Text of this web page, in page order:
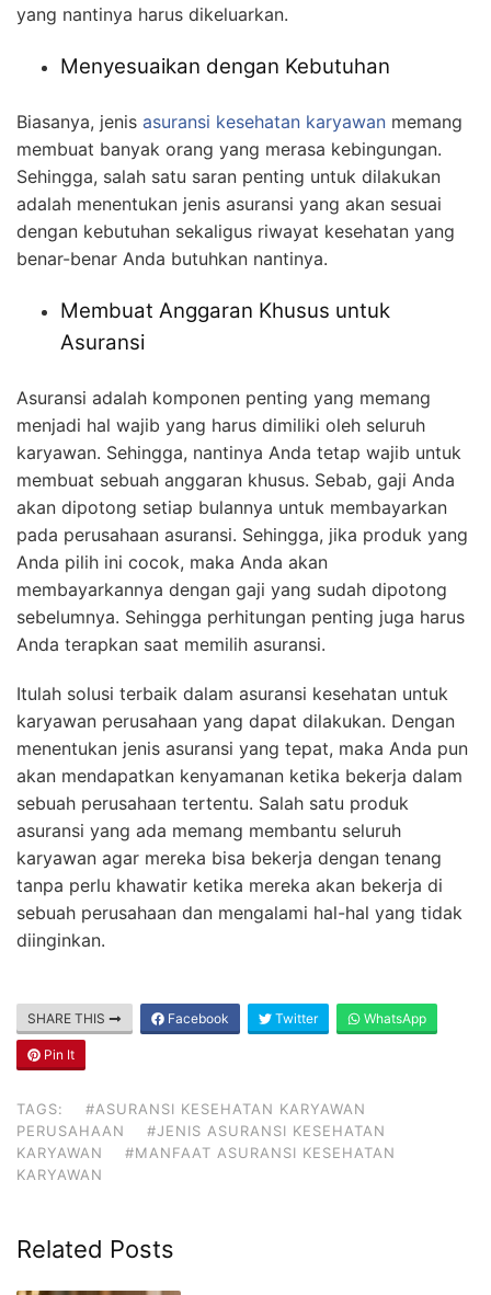
yang nantinya harus dikeluarkan.
Menyesuaikan dengan Kebutuhan
Biasanya, jenis asuransi kesehatan karyawan memang
membuat banyak orang yang merasa kebingungan.
Sehingga, salah satu saran penting untuk dilakukan
adalah menentukan jenis asuransi yang akan sesuai
dengan kebutuhan sekaligus riwayat kesehatan yang
benar-benar Anda butuhkan nantinya.
Membuat Anggaran Khusus untuk
Asuransi
Asuransi adalah komponen penting yang memang
menjadi hal wajib yang harus dimiliki oleh seluruh
karyawan. Sehingga, nantinya Anda tetap wajib untuk
membuat sebuah anggaran khusus. Sebab, gaji Anda
akan dipotong setiap bulannya untuk membayarkan
pada perusahaan asuransi. Sehingga, jika produk yang
Anda pilih ini cocok, maka Anda akan
membayarkannya dengan gaji yang sudah dipotong
sebelumnya. Sehingga perhitungan penting juga harus
Anda terapkan saat memilih asuransi.
Itulah solusi terbaik dalam asuransi kesehatan untuk
karyawan perusahaan yang dapat dilakukan. Dengan
menentukan jenis asuransi yang tepat, maka Anda pun
akan mendapatkan kenyamanan ketika bekerja dalam
sebuah perusahaan tertentu. Salah satu produk
asuransi yang ada memang membantu seluruh
karyawan agar mereka bisa bekerja dengan tenang
tanpa perlu khawatir ketika mereka akan bekerja di
sebuah perusahaan dan mengalami hal-hal yang tidak
diinginkan.
SHARE THIS Facebook Twitter WhatsApp
Pin It
TAGS:
#ASURANSI KESEHATAN KARYAWAN
PERUSAHAAN
#JENIS ASURANSI KESEHATAN
KARYAWAN
#MANFAAT ASURANSI KESEHATAN
KARYAWAN
Related Posts